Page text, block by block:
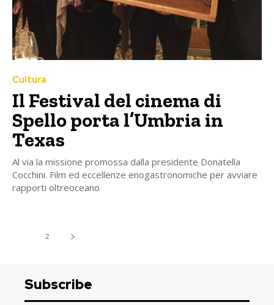
Cultura
Il Festival del cinema di
Spello porta l’Umbria in
Texas
Al via la missione promossa dalla presidente Donatella
Cocchini. Film ed eccellenze enogastronomiche per avviare
rapporti oltreoceano
2
Subscribe